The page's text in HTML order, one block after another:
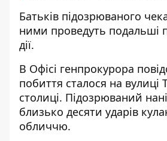
Батьків підозрюваного
ними проведуть подальші
дії.
В Офісі генпрокурора
побиття сталося на вулиці
столиці. Підозрюваний
близько десяти ударів
обличчю.